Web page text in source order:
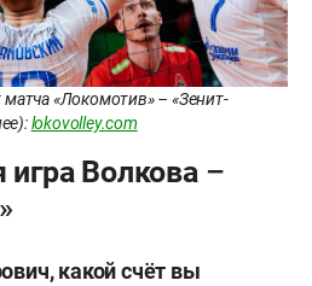
«Локомотив» – «Зенит-
lokovolley.com
игра Волкова –
какой счёт вы